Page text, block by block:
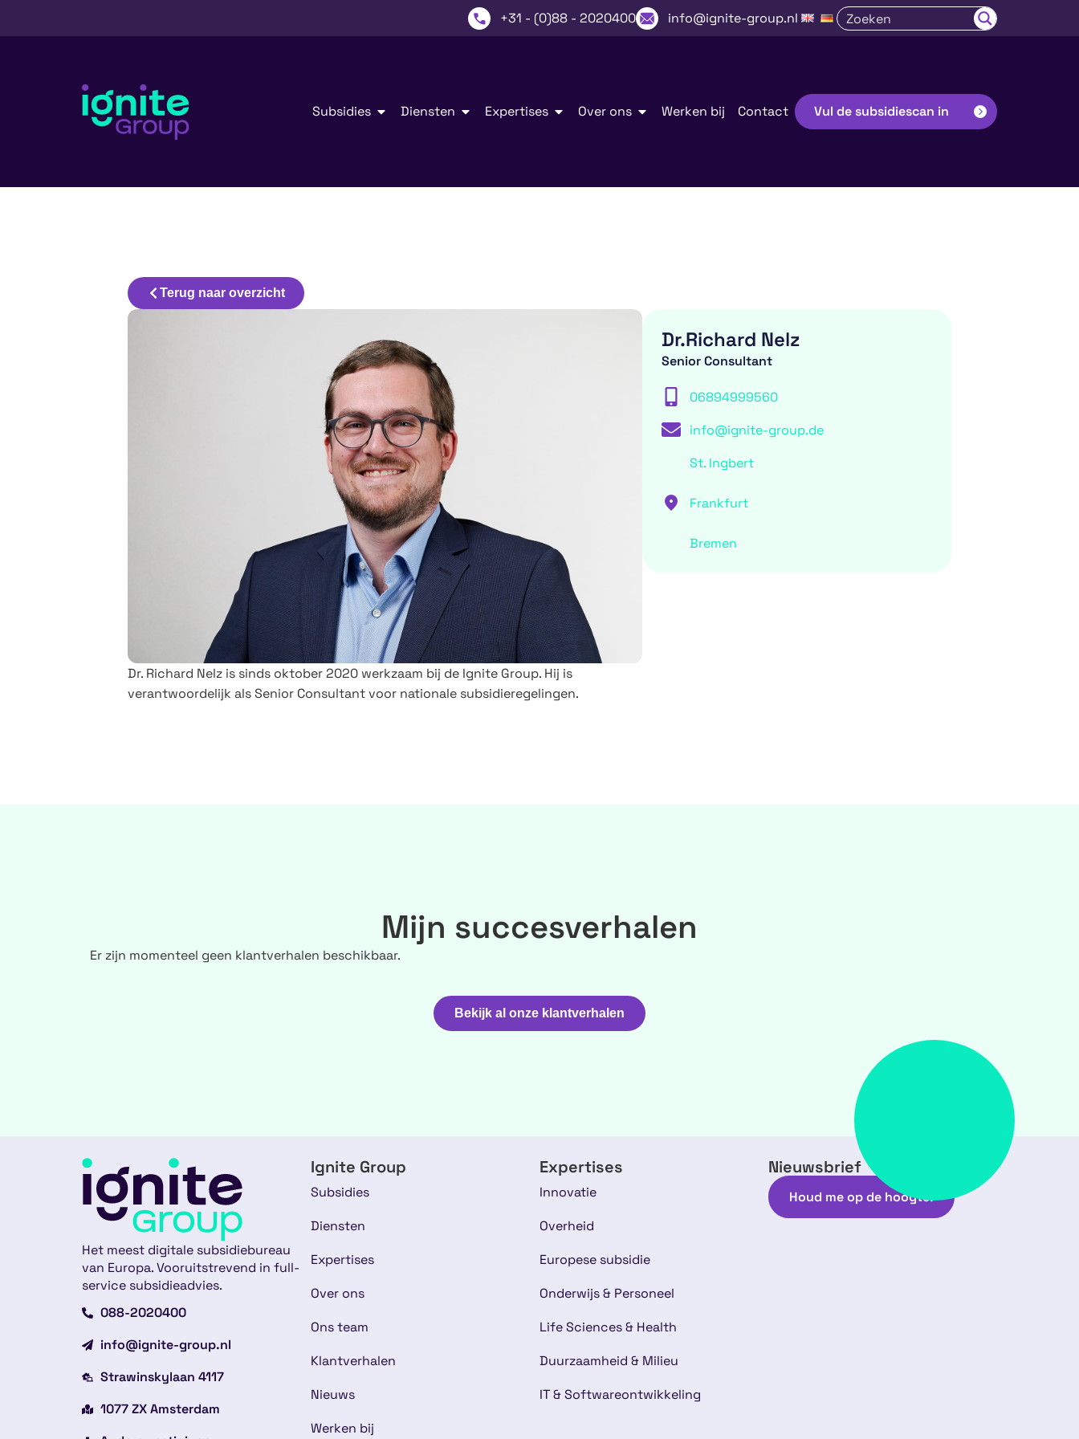
+31 - (0)88 - 2020400 info@ignite-group.nl
Subsidies Diensten Expertises Over ons Werken bij Contact Vul de subsidiescan in
Terug naar overzicht
Dr. Richard Nelz is sinds oktober 2020 werkzaam bij de Ignite Group. Hij is
verantwoordelijk als Senior Consultant voor nationale subsidieregelingen.
Dr.Richard Nelz
Senior Consultant
06894999560
info@ignite-group.de
St. Ingbert
Frankfurt
Bremen
Mijn succesverhalen
Er zijn momenteel geen klantverhalen beschikbaar.
Bekijk al onze klantverhalen
Het meest digitale subsidiebureau
van Europa. Vooruitstrevend in full-
service subsidieadvies.
088-2020400
info@ignite-group.nl
Strawinskylaan 4117
1077 ZX Amsterdam
Ignite Group
Subsidies
Diensten
Expertises
Over ons
Ons team
Klantverhalen
Nieuws
Werken bij
Expertises
Innovatie
Overheid
Europese subsidie
Onderwijs & Personeel
Life Sciences & Health
Duurzaamheid & Milieu
IT & Softwareontwikkeling
Nieuwsbrief
Houd me op de hoogte!